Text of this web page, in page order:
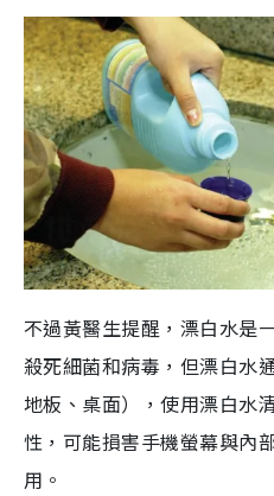
不過黃醫生提醒，漂白水是
殺死細菌和病毒，但漂白水
地板、桌面），使用漂白水
性，可能損害手機螢幕與內
用。